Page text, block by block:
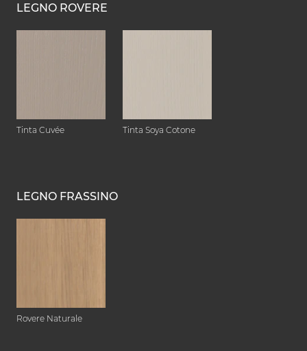
LEGNO ROVERE
Tinta Cuvée Tinta Soya Cotone
LEGNO FRASSINO
Rovere Naturale